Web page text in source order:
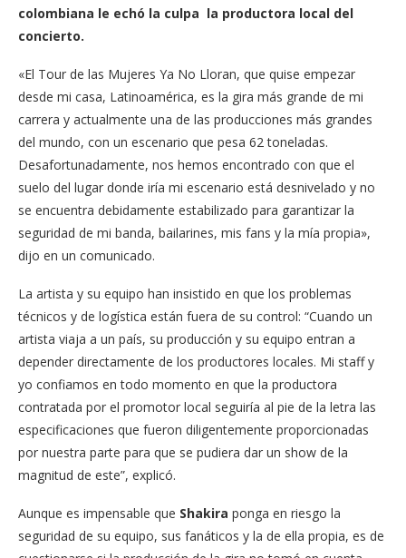
colombiana le echó la culpa la productora local del
concierto.
«El Tour de las Mujeres Ya No Lloran, que quise empezar
desde mi casa, Latinoamérica, es la gira más grande de mi
carrera y actualmente una de las producciones más grandes
del mundo, con un escenario que pesa 62 toneladas.
Desafortunadamente, nos hemos encontrado con que el
suelo del lugar donde iría mi escenario está desnivelado y no
se encuentra debidamente estabilizado para garantizar la
seguridad de mi banda, bailarines, mis fans y la mía propia»,
dijo en un comunicado.
La artista y su equipo han insistido en que los problemas
técnicos y de logística están fuera de su control: “Cuando un
artista viaja a un país, su producción y su equipo entran a
depender directamente de los productores locales. Mi staff y
yo confiamos en todo momento en que la productora
contratada por el promotor local seguiría al pie de la letra las
especificaciones que fueron diligentemente proporcionadas
por nuestra parte para que se pudiera dar un show de la
magnitud de este”, explicó.
Aunque es impensable que Shakira ponga en riesgo la
seguridad de su equipo, sus fanáticos y la de ella propia, es de